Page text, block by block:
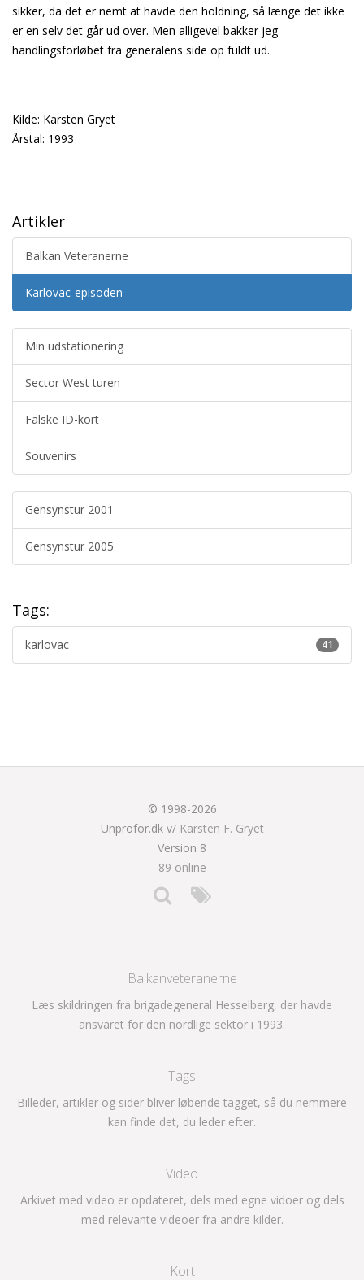
sikker, da det er nemt at havde den holdning, så længe det ikke
er en selv det går ud over. Men alligevel bakker jeg
handlingsforløbet fra generalens side op fuldt ud.
Kilde: Karsten Gryet
Årstal: 1993
Artikler
Balkan Veteranerne
Karlovac-episoden
Min udstationering
Sector West turen
Falske ID-kort
Souvenirs
Gensynstur 2001
Gensynstur 2005
Tags:
41
karlovac
© 1998-2026
Unprofor.dk v/ Karsten F. Gryet
Version 8
89 online
Balkanveteranerne
Læs skildringen fra brigadegeneral Hesselberg, der havde
ansvaret for den nordlige sektor i 1993.
Tags
Billeder, artikler og sider bliver løbende tagget, så du nemmere
kan finde det, du leder efter.
Video
Arkivet med video er opdateret, dels med egne vidoer og dels
med relevante videoer fra andre kilder.
Kort